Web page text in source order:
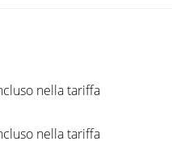
nella tariffa
nella tariffa